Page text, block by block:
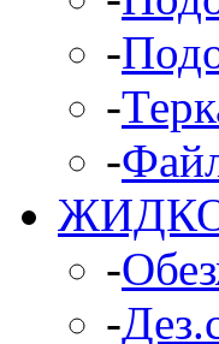
-
-
-
-
-